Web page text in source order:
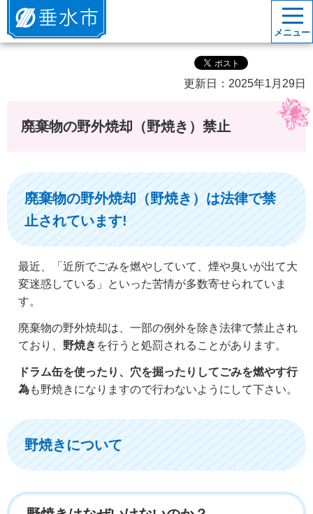
垂水市
メニュー
更新日：2025年1月29日
廃棄物の野外焼却（野焼き）禁止
廃棄物の野外焼却（野焼き）は法律で禁
止されています!
最近、「近所でごみを燃やしていて、煙や臭いが出て大
変迷惑している」といった苦情が多数寄せられていま
す。
廃棄物の野外焼却は、一部の例外を除き法律で禁止され
ており、 野焼き を行うと処罰されることがあります。
ドラム缶を使ったり、穴を掘ったりしてごみを燃やす行
為も野焼きになりますので行わないようにして下さい。
野焼きについて